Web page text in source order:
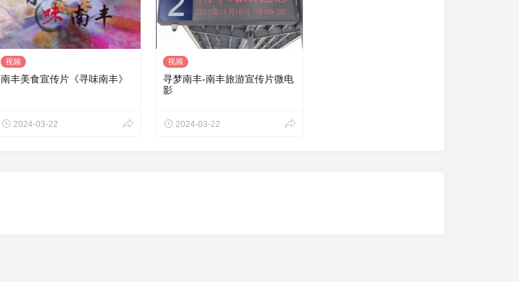
视频
南丰美食宣传片《寻味南丰》
2024-03-22
视频
寻梦南丰-南丰旅游宣传片微电
影
2024-03-22